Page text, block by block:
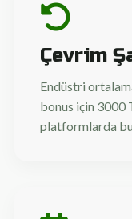
Çevrim
Endüstri
bonus için 3000
platformlarda